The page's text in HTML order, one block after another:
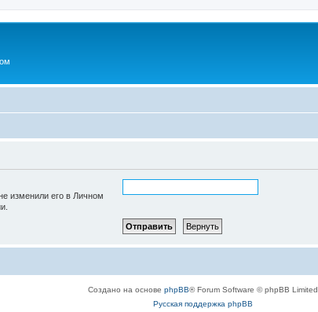
изменили его в Личном
Создано на основе phpBB® Forum Software © phpBB Limited
Русская поддержка phpBB